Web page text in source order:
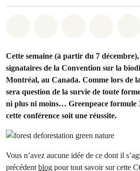
Cette semaine (à partir du 7 décembre),
signataires de la Convention sur la
Montréal, au Canada. Comme lors de
sera question de la survie de toute
ni plus ni moins… Greenpeace formule
cette conférence soit une réussite.
Vous n’avez aucune idée de ce dont il
précédentblog pour tout savoir sur cette